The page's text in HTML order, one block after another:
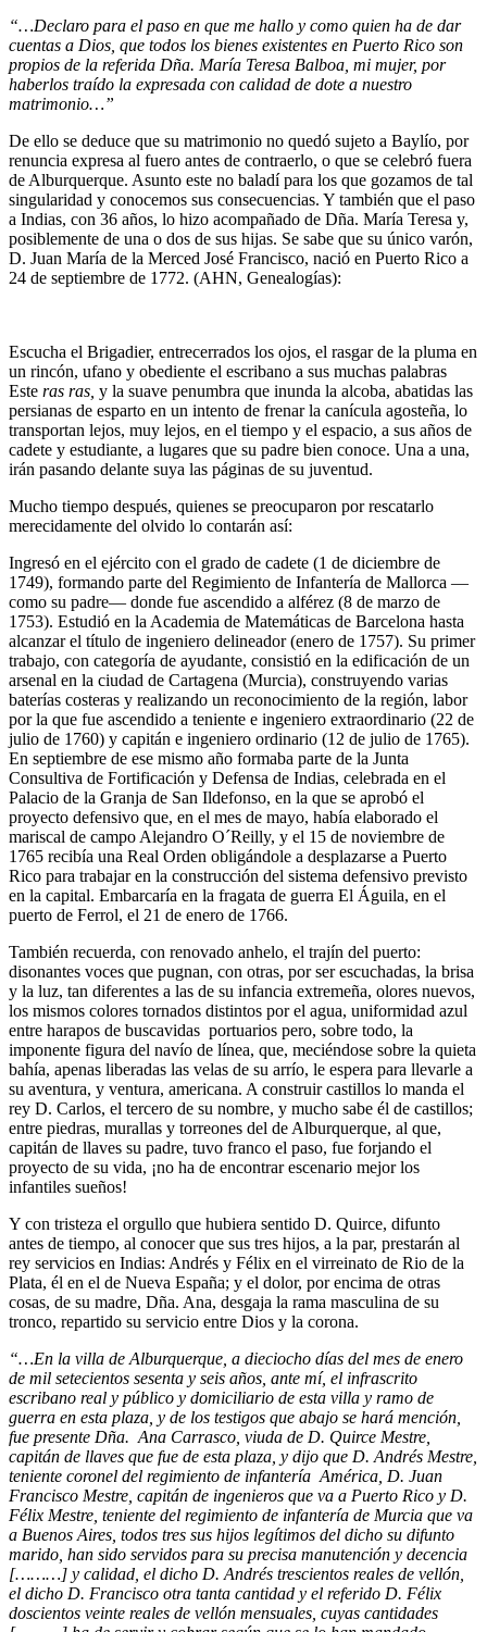
“…Declaro para el paso en que me hallo y como quien ha de dar
cuentas a Dios, que todos los bienes existentes en Puerto Rico son
propios de la referida Dña. María Teresa Balboa, mi mujer, por
haberlos traído la expresada con calidad de dote a nuestro
matrimonio…”
De ello se deduce que su matrimonio no quedó sujeto a Baylío, por
renuncia expresa al fuero antes de contraerlo, o que se celebró fuera
de Alburquerque. Asunto este no baladí para los que gozamos de tal
singularidad y conocemos sus consecuencias. Y también que el paso
a Indias, con 36 años, lo hizo acompañado de Dña. María Teresa y,
posiblemente de una o dos de sus hijas. Se sabe que su único varón,
D. Juan María de la Merced José Francisco, nació en Puerto Rico a
24 de septiembre de 1772. (AHN, Genealogías):
Escucha el Brigadier, entrecerrados los ojos, el rasgar de la pluma en
un rincón, ufano y obediente el escribano a sus muchas palabras
Este ras ras, y la suave penumbra que inunda la alcoba, abatidas las
persianas de esparto en un intento de frenar la canícula agosteña, lo
transportan lejos, muy lejos, en el tiempo y el espacio, a sus años de
cadete y estudiante, a lugares que su padre bien conoce. Una a una,
irán pasando delante suya las páginas de su juventud.
Mucho tiempo después, quienes se preocuparon por rescatarlo
merecidamente del olvido lo contarán así:
Ingresó en el ejército con el grado de cadete (1 de diciembre de
1749), formando parte del Regimiento de Infantería de Mallorca —
como su padre— donde fue ascendido a alférez (8 de marzo de
1753). Estudió en la Academia de Matemáticas de Barcelona hasta
alcanzar el título de ingeniero delineador (enero de 1757). Su primer
trabajo, con categoría de ayudante, consistió en la edificación de un
arsenal en la ciudad de Cartagena (Murcia), construyendo varias
baterías costeras y realizando un reconocimiento de la región, labor
por la que fue ascendido a teniente e ingeniero extraordinario (22 de
julio de 1760) y capitán e ingeniero ordinario (12 de julio de 1765).
En septiembre de ese mismo año formaba parte de la Junta
Consultiva de Fortificación y Defensa de Indias, celebrada en el
Palacio de la Granja de San Ildefonso, en la que se aprobó el
proyecto defensivo que, en el mes de mayo, había elaborado el
mariscal de campo Alejandro O´Reilly, y el 15 de noviembre de
1765 recibía una Real Orden obligándole a desplazarse a Puerto
Rico para trabajar en la construcción del sistema defensivo previsto
en la capital. Embarcaría en la fragata de guerra El Águila, en el
puerto de Ferrol, el 21 de enero de 1766.
También recuerda, con renovado anhelo, el trajín del puerto:
disonantes voces que pugnan, con otras, por ser escuchadas, la brisa
y la luz, tan diferentes a las de su infancia extremeña, olores nuevos,
los mismos colores tornados distintos por el agua, uniformidad azul
entre harapos de buscavidas portuarios pero, sobre todo, la
imponente figura del navío de línea, que, meciéndose sobre la quieta
bahía, apenas liberadas las velas de su arrío, le espera para llevarle a
su aventura, y ventura, americana. A construir castillos lo manda el
rey D. Carlos, el tercero de su nombre, y mucho sabe él de castillos;
entre piedras, murallas y torreones del de Alburquerque, al que,
capitán de llaves su padre, tuvo franco el paso, fue forjando el
proyecto de su vida, ¡no ha de encontrar escenario mejor los
infantiles sueños!
Y con tristeza el orgullo que hubiera sentido D. Quirce, difunto
antes de tiempo, al conocer que sus tres hijos, a la par, prestarán al
rey servicios en Indias: Andrés y Félix en el virreinato de Rio de la
Plata, él en el de Nueva España; y el dolor, por encima de otras
cosas, de su madre, Dña. Ana, desgaja la rama masculina de su
tronco, repartido su servicio entre Dios y la corona.
“…En la villa de Alburquerque, a dieciocho días del mes de enero
de mil setecientos sesenta y seis años, ante mí, el infrascrito
escribano real y público y domiciliario de esta villa y ramo de
guerra en esta plaza, y de los testigos que abajo se hará mención,
fue presente Dña. Ana Carrasco, viuda de D. Quirce Mestre,
capitán de llaves que fue de esta plaza, y dijo que D. Andrés Mestre,
teniente coronel del regimiento de infantería América, D. Juan
Francisco Mestre, capitán de ingenieros que va a Puerto Rico y D.
Félix Mestre, teniente del regimiento de infantería de Murcia que va
a Buenos Aires, todos tres sus hijos legítimos del dicho su difunto
marido, han sido servidos para su precisa manutención y decencia
[………] y calidad, el dicho D. Andrés trescientos reales de vellón,
el dicho D. Francisco otra tanta cantidad y el referido D. Félix
doscientos veinte reales de vellón mensuales, cuyas cantidades